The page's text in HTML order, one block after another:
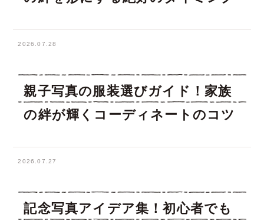
2026.07.28
親子写真の服装選びガイド！家族
の絆が輝くコーディネートのコツ
2026.07.27
記念写真アイデア集！初心者でも